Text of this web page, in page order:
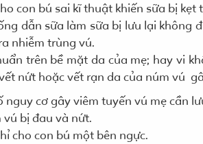
con bú sai kĩ thuật khiến sữa bị
dẫn sữa làm sữa bị lưu lại không
nhiễm trùng vú.
trên bề mặt da của mẹ; hay vi
nứt hoặc vết rạn da của núm vú
nguy cơ gây viêm tuyến vú mẹ cần
vú bị đau và nứt.
cho con bú một bên ngực.